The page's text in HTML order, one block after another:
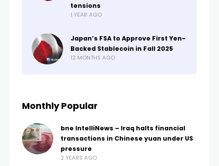
tensions
1 YEAR AGO
Japan’s FSA to Approve First Yen-
Backed Stablecoin in Fall 2025
12 MONTHS AGO
Monthly Popular
bne IntelliNews – Iraq halts financial
transactions in Chinese yuan under US
pressure
2 YEARS AGO